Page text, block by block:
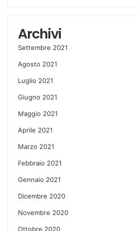
Archivi
Settembre 2021
Agosto 2021
Luglio 2021
Giugno 2021
Maggio 2021
Aprile 2021
Marzo 2021
Febbraio 2021
Gennaio 2021
Dicembre 2020
Novembre 2020
Ottobre 2020